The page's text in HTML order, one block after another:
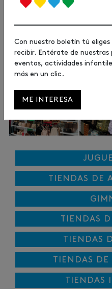
TIENDAS DE
TIENDAS
TIENDAS
TIENDAS DE
TIENDAS
Con nuestro boletín tú
recibir. Entérate de nuestras
eventos, actividades
más en un clic.
ME INTERESA